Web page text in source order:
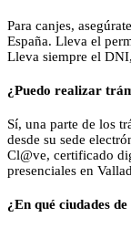
Para canjes,
España. Lleva el
Lleva siempre el
¿Puedo realizar
Sí, una parte de los
desde su sede
Cl@ve, certificado
presenciales en
¿En qué ciudades